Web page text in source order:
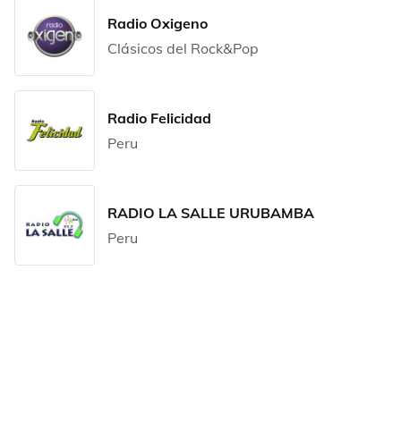
Radio Oxigeno
Clásicos del Rock&Pop
Radio Felicidad
Peru
RADIO LA SALLE URUBAMBA
Peru